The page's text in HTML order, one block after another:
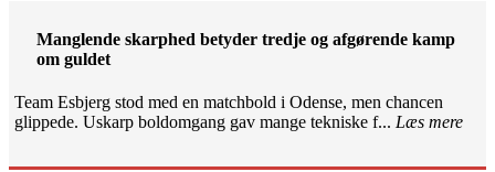
Manglende skarphed betyder tredje og afgørende kamp
om guldet
Team Esbjerg stod med en matchbold i Odense, men chancen
glippede. Uskarp boldomgang gav mange tekniske f... Læs mere